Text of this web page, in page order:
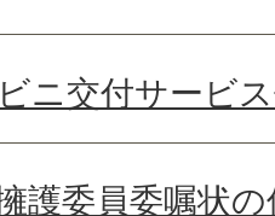
ニ交付サービ
護委員委嘱状